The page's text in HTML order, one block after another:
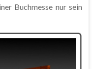
Buchmesse nur sein